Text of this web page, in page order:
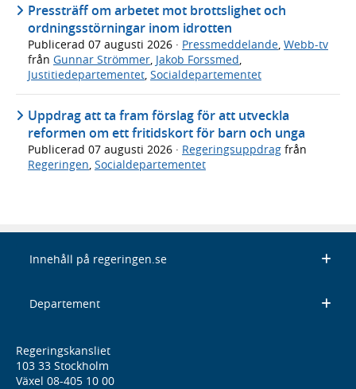
Pressträff om arbetet mot brottslighet och
ordningsstörningar inom idrotten
Publicerad 07 augusti 2026 · Pressmeddelande Webb-tv
från Gunnar Strömmer Jakob Forssmed
Justitiedepartementet Socialdepartementet
Uppdrag att ta fram förslag för att utveckla
reformen om ett fritidskort för barn och unga
Publicerad 07 augusti 2026 · Regeringsuppdrag från
Regeringen, Socialdepartementet
Innehåll på regeringen.se
Departement
Regeringskansliet
103 33 Stockholm
Växel 08-405 10 00